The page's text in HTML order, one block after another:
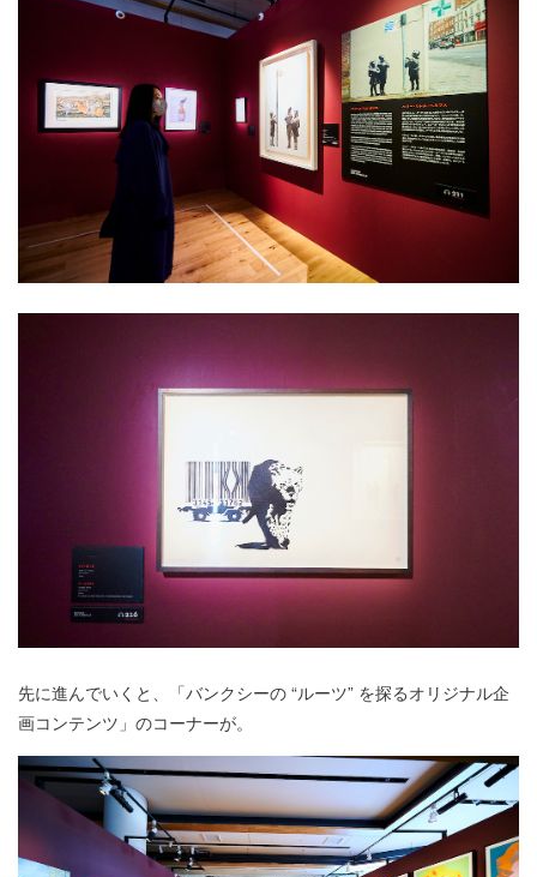
先に進んでいくと、「バンクシーの “ルーツ” を探るオリジナル企
画コンテンツ」のコーナーが。